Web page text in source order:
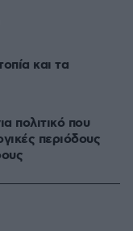
και τα
πολιτικό που
περιόδους